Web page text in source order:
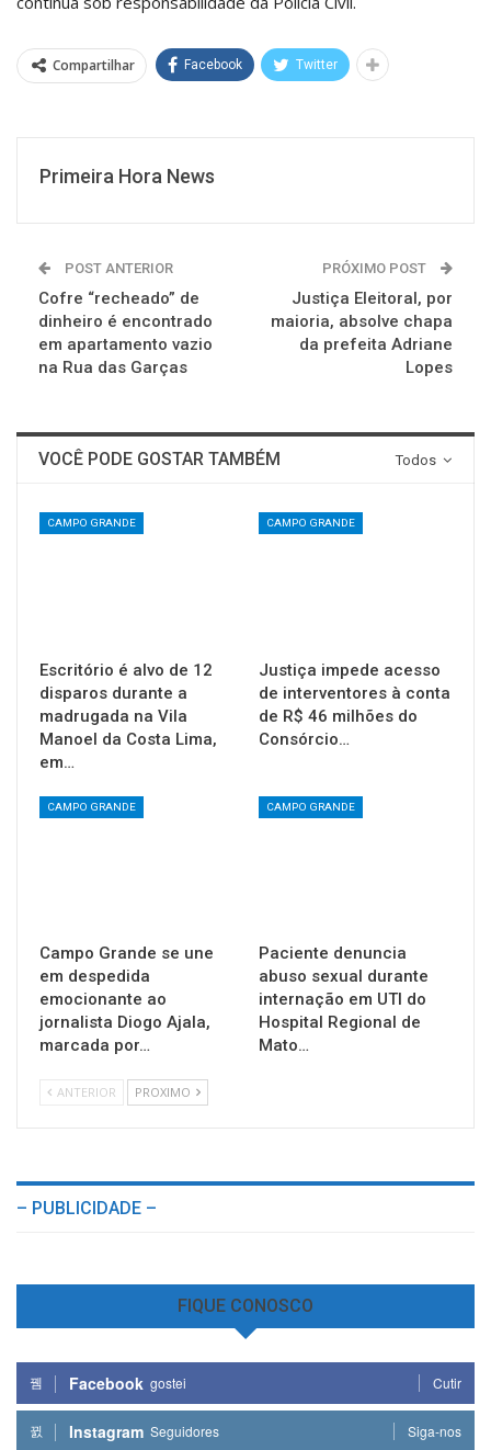
Compartilhar Facebook Twitter
Primeira Hora News
POST ANTERIOR
Cofre “recheado” de
dinheiro é encontrado
em apartamento vazio
na Rua das Garças
PRÓXIMO POST
Justiça Eleitoral, por
maioria, absolve chapa
da prefeita Adriane
Lopes
Todos
VOCÊ PODE GOSTAR TAMBÉM
CAMPO GRANDE
Escritório é alvo de 12
disparos durante a
madrugada na Vila
Manoel da Costa Lima,
em…
CAMPO GRANDE
Justiça impede acesso
de interventores à conta
de R$ 46 milhões do
Consórcio…
CAMPO GRANDE
Campo Grande se une
em despedida
emocionante ao
jornalista Diogo Ajala,
marcada por…
CAMPO GRANDE
Paciente denuncia
abuso sexual durante
internação em UTI do
Hospital Regional de
Mato…
ANTERIOR PROXIMO
– PUBLICIDADE –
FIQUE CONOSCO
Facebook gostei Cutir
Instagram Seguidores Siga-nos